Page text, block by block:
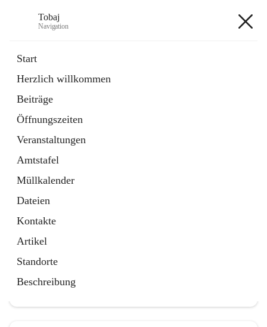
Tobaj
Navigation
Start
Herzlich willkommen
Beiträge
Öffnungszeiten
Veranstaltungen
Amtstafel
Müllkalender
Dateien
Kontakte
Artikel
Standorte
Beschreibung
Externe Webseite
in
Tab
Formulare
2 Schnellzugriffe